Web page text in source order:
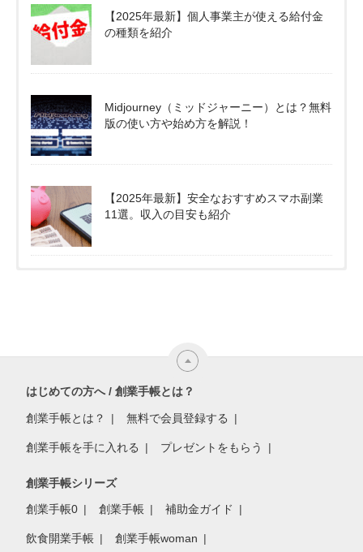
【2025年最新】個人事業主が使える給付金
の種類を紹介
Midjourney（ミッドジャーニー）とは？無料
版の使い方や始め方を解説！
【2025年最新】安全なおすすめスマホ副業
11選。収入の目安も紹介
はじめての方へ / 創業手帳とは？
創業手帳とは？ 無料で会員登録する
創業手帳を手に入れる プレゼントをもらう
創業手帳シリーズ
創業手帳0 創業手帳 補助金ガイド
飲食開業手帳 創業手帳woman